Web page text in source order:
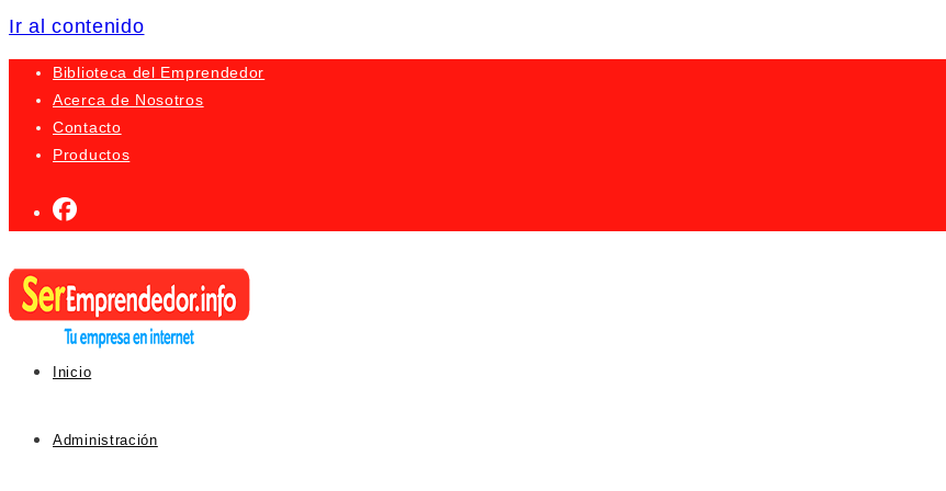
Ir al contenido
Biblioteca del Emprendedor
Acerca de Nosotros
Contacto
Productos
Inicio
Administración